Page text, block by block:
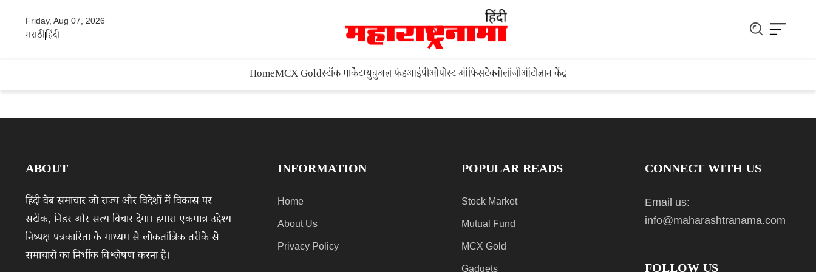
Friday, Aug 07, 2026
मराठीहिंदी
HomeMCX Goldस्टॉक मार्केटम्युचुअल फंडआईपीओपोस्ट ऑफिसटेक्नोलॉजीऑटोज्ञान केंद्र
ABOUT
हिंदी वेब समाचार जो राज्य और विदेशों में विकास पर
सटीक, निडर और सत्य विचार देगा। हमारा एकमात्र उद्देश्य
निष्पक्ष पत्रकारिता के माध्यम से लोकतांत्रिक तरीके से
समाचारों का निर्भीक विश्लेषण करना है।
INFORMATION
Home
About Us
Privacy Policy
POPULAR READS
Stock Market
Mutual Fund
MCX Gold
Gadgets
CONNECT WITH US
Email us:
info@maharashtranama.com